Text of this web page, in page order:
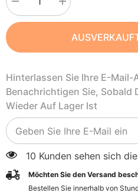
verringern
für
8
RAPUNZEL
Menge
erhöhen
für
BIO
Vanillezucker
RAPUNZEL
Hinterlassen Sie Ihre E-Mail-
Benachrichtigen Sie, Sobald
Wieder Auf Lager Ist
10 Kunden sehen sich
Möchten Sie den Versand
Bestellen Sie innerhalb von